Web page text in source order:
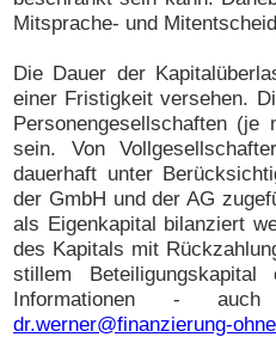
Mitsprache- und
Die Dauer der
einer Fristigkeit versehen.
Personengesellschaften
sein. Von
dauerhaft unter
der GmbH und der AG
als Eigenkapital bilanziert
des Kapitals mit
stillem
Informationen -
dr.werner@finanzierung-